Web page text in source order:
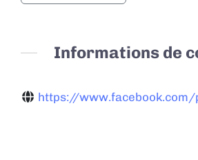
Informations de
https://www.facebook.com/